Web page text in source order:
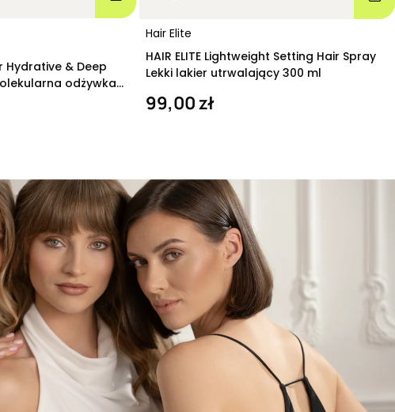
Hydrative & Deep
odżywka
Hair Elite
HAIR ELITE Lightweight Setting Hair Spray
Lekki lakier utrwalający 300 ml
99,00 zł